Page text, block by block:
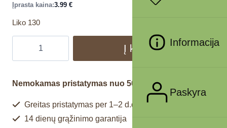
Informacija
Paskyra
Įprasta kaina:3.99 €
Liko 130
Į krepšelį
Nemokamas pristatymas nuo 50€
Greitas pristatymas per 1–2 d.d.
14 dienų grąžinimo garantija